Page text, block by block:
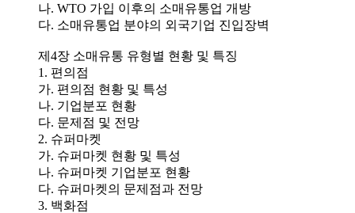
나. WTO 가입 이후의 소매유통업 개방
다. 소매유통업 분야의 외국기업 진입장벽
제4장 소매유통 유형별 현황 및 특징
1. 편의점
가. 편의점 현황 및 특성
나. 기업분포 현황
다. 문제점 및 전망
2. 슈퍼마켓
가. 슈퍼마켓 현황 및 특성
나. 슈퍼마켓 기업분포 현황
다. 슈퍼마켓의 문제점과 전망
3. 백화점